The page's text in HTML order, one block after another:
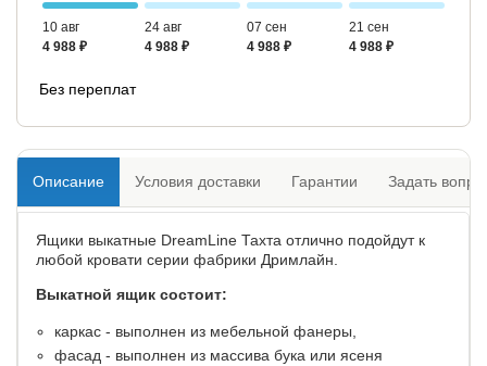
10 авг
4 988 ₽
24 авг
4 988 ₽
07 сен
4 988 ₽
21 сен
4 988 ₽
Без переплат
Описание Условия доставки Гарантии Задать
Ящики выкатные DreamLine Тахта отлично подойдут к
любой кровати серии фабрики Дримлайн.
Выкатной ящик состоит:
каркас - выполнен из мебельной фанеры,
фасад - выполнен из массива бука или ясеня